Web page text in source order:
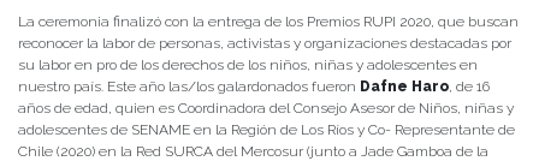
La ceremonia finalizó con la entrega de los Premios RUPI 2020, que buscan
reconocer la labor de personas, activistas y organizaciones destacadas por
su labor en pro de los derechos de los niños, niñas y adolescentes en
nuestro país. Este año las/los galardonados fueron Dafne Haro, de 16
años de edad, quien es Coordinadora del Consejo Asesor de Niños, niñas y
adolescentes de SENAME en la Región de Los Ríos y Co- Representante de
Chile (2020) en la Red SURCA del Mercosur (junto a Jade Gamboa de la